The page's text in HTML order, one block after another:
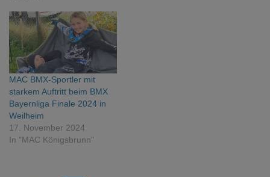
MAC BMX-Sportler mit
starkem Auftritt beim BMX
Bayernliga Finale 2024 in
Weilheim
17. November 2024
In "MAC Königsbrunn"